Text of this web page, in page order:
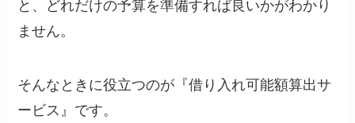
と、どれだけの予算を準備すれば良いかがわかり
ません。
そんなときに役立つのが『借り入れ可能額算出サ
ービス』です。